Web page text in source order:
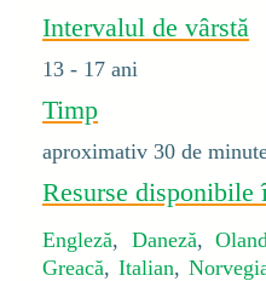
Intervalul de vârstă
13 - 17 ani
Timp
aproximativ 30 de
Resurse disponibile
Engleză, Daneză,
Greacă, Italian,